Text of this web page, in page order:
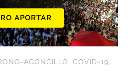
APORTAR
AGONCILLO, COVID-19,